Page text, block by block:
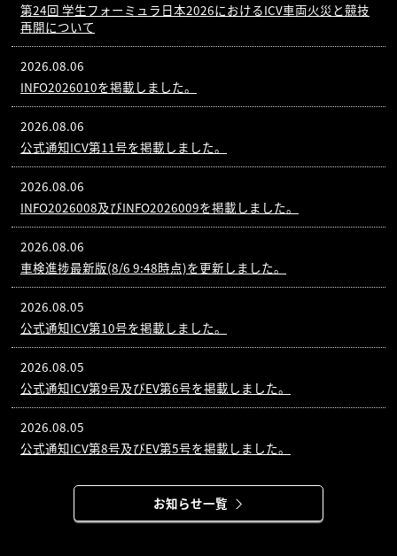
第24回 学生フォーミュラ日本2026におけるICV車両火災と競技
再開について
2026.08.06
INFO2026010を掲載しました。
2026.08.06
公式通知ICV第11号を掲載しました。
2026.08.06
INFO2026008及びINFO2026009を掲載しました。
2026.08.06
車検進捗最新版(8/6 9:48時点)を更新しました。
2026.08.05
公式通知ICV第10号を掲載しました。
2026.08.05
公式通知ICV第9号及びEV第6号を掲載しました。
2026.08.05
公式通知ICV第8号及びEV第5号を掲載しました。
お知らせ一覧